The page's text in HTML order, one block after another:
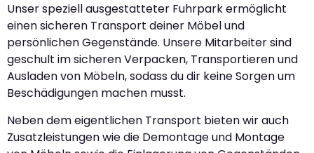
Unser speziell ausgestatteter Fuhrpark ermöglicht
einen sicheren Transport deiner Möbel und
persönlichen Gegenstände. Unsere Mitarbeiter sind
geschult im sicheren Verpacken, Transportieren und
Ausladen von Möbeln, sodass du dir keine Sorgen um
Beschädigungen machen musst.
Neben dem eigentlichen Transport bieten wir auch
Zusatzleistungen wie die Demontage und Montage